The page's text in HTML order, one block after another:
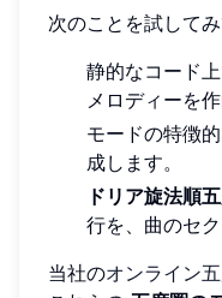
次のことを試してみ
静的なコード
メロディーを作
モードの特徴
成します。
ドリア旋法順
行を、曲のセ
当社のオンライン